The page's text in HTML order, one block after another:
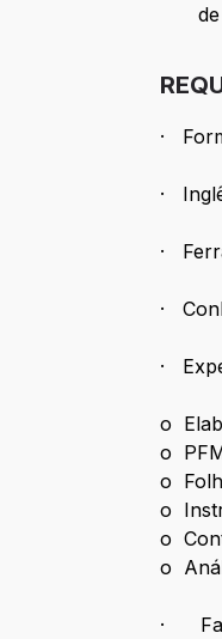
·
·
·
·
·
o
o
o
o
o
o
·